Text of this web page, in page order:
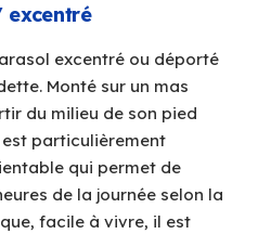
excentré
excentré ou déporté
Monté sur un mas
du milieu de son pied
particulièrement
qui permet de
de la journée selon la
facile à vivre, il est